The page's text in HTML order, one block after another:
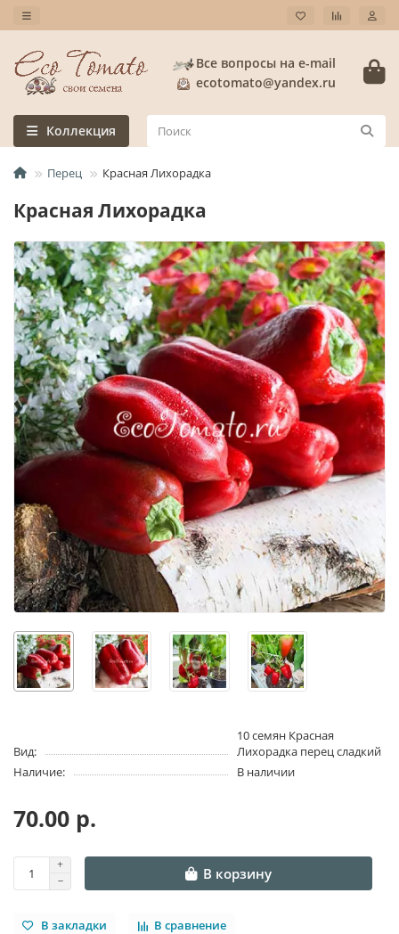
Все вопросы на e-mail
ecotomato@yandex.ru
Коллекция
Перец Красная Лихорадка
Красная Лихорадка
Вид:
10 семян Красная
Лихорадка перец сладкий
Наличие:
В наличии
70.00 р.
В корзину
В закладки В сравнение